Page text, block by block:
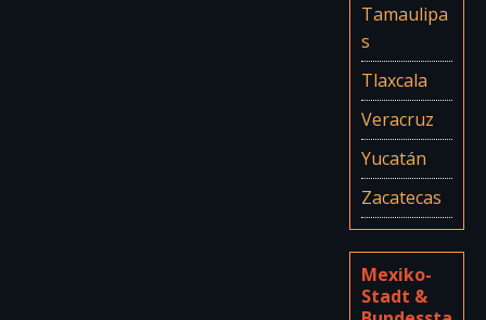
Tamaulipa
s
Tlaxcala
Veracruz
Yucatán
Zacatecas
Mexiko-
Stadt &